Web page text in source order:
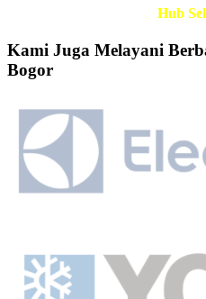
Hub
Kami Juga Melayani
Bogor